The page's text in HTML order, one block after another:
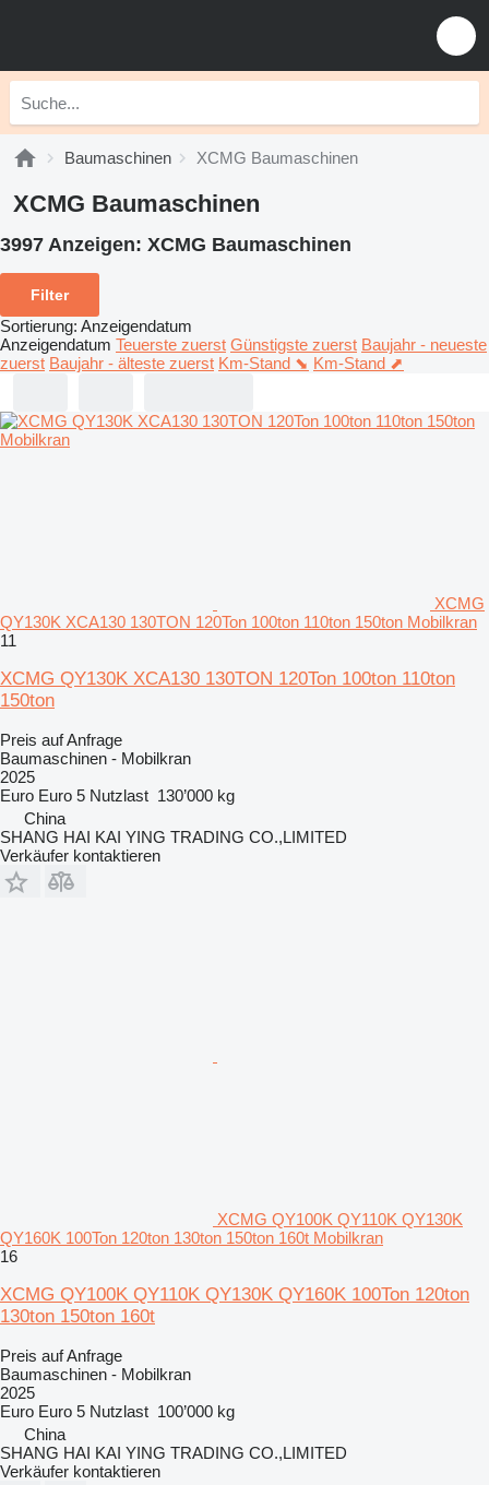
Baumaschinen XCMG Baumaschinen
XCMG Baumaschinen
3997 Anzeigen: XCMG Baumaschinen
Filter
Sortierung: Anzeigendatum
Anzeigendatum Teuerste zuerst Günstigste zuerst Baujahr - neueste
zuerst Baujahr - älteste zuerst Km-Stand ⬊ Km-Stand ⬈
XCMG
QY130K XCA130 130TON 120Ton 100ton 110ton 150ton Mobilkran
11
XCMG QY130K XCA130 130TON 120Ton 100ton 110ton
150ton
Preis auf Anfrage
Baumaschinen - Mobilkran
2025
Euro Euro 5 Nutzlast 130’000 kg
China
SHANG HAI KAI YING TRADING CO.,LIMITED
Verkäufer kontaktieren
XCMG QY100K QY110K QY130K
QY160K 100Ton 120ton 130ton 150ton 160t Mobilkran
16
XCMG QY100K QY110K QY130K QY160K 100Ton 120ton
130ton 150ton 160t
Preis auf Anfrage
Baumaschinen - Mobilkran
2025
Euro Euro 5 Nutzlast 100’000 kg
China
SHANG HAI KAI YING TRADING CO.,LIMITED
Verkäufer kontaktieren